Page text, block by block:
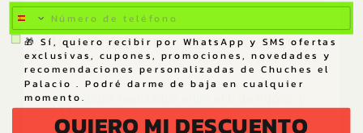
Mostrando 1-1 de 1 producto(s)
Nos tomamos un descanso
Los pedidos realizados entre el
el14 de​Agosto
tlf
whatsApp
🎁 Sí, quiero recibir por WhatsApp y SMS ofertas
exclusivas, cupones, promociones, novedades y
recomendaciones personalizadas de Chuches el
Palacio . Podré darme de baja en cualquier
momento.
QUIERO MI DESCUENTO